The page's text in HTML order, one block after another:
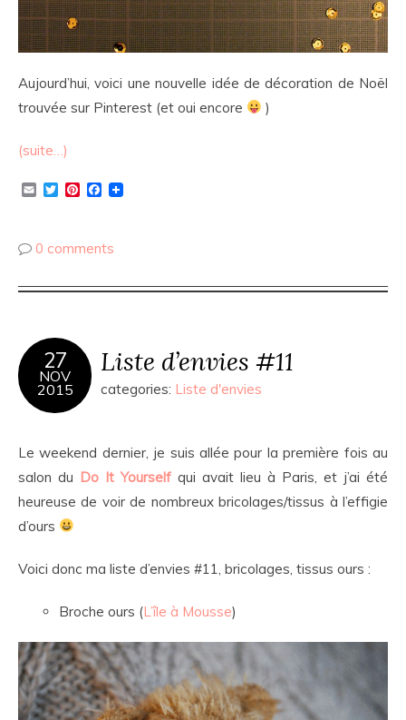
Aujourd’hui, voici une nouvelle idée de décoration de Noël
trouvée sur Pinterest (et oui encore
)
(suite…)
EmailTwitterPinterestFacebook
0 comments
27
NOV
2015
Liste d’envies #11
categories: Liste d'envies
Le weekend dernier, je suis allée pour la première fois au
salon du Do It Yourself qui avait lieu à Paris, et j’ai été
heureuse de voir de nombreux bricolages/tissus à l’effigie
d’ours
Voici donc ma liste d’envies #11, bricolages, tissus ours :
Broche ours (L’île à Mousse)